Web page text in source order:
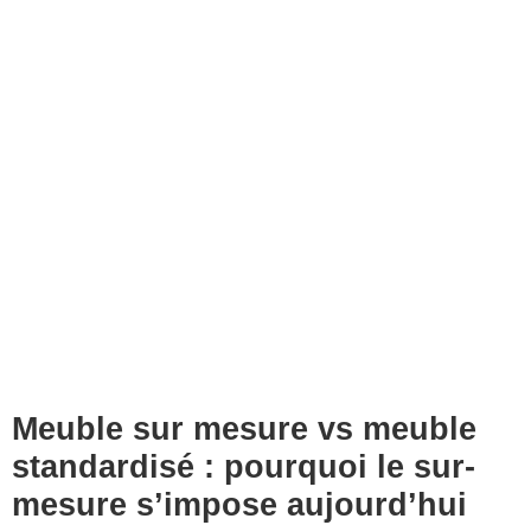
Meuble sur mesure vs meuble
standardisé : pourquoi le sur-
mesure s’impose aujourd’hui